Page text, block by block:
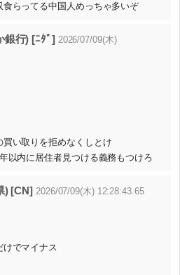
らってる中国人めっちゃ多いぞ
銀行) [ﾆﾀﾞ] 2026/07/09(木)
い取りを拒めなくしとけ
以内に居住者見つける義務もつけろ
) [CN] 2026/07/09(木) 12:28:43.65
けでマイナス